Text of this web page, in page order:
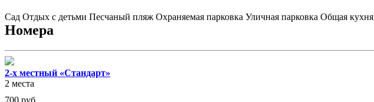
Сад Отдых с детьми Песчаный пляж Охраняемая парковка Уличная парковка Общая кухня
Номера
2-х местный «Стандарт»
2 места
700 руб.